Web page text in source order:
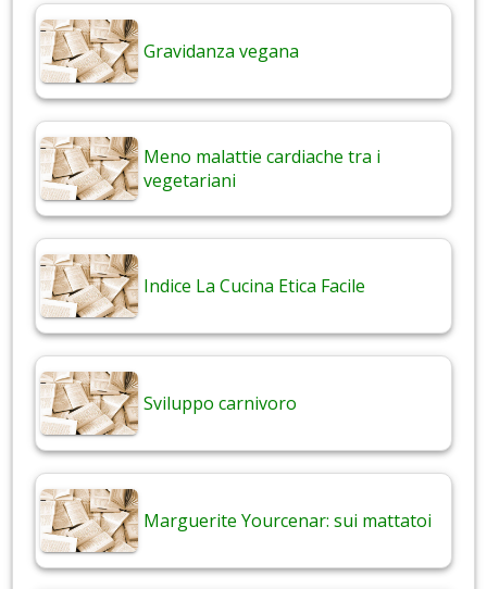
Gravidanza vegana
Meno malattie cardiache tra i
vegetariani
Indice La Cucina Etica Facile
Sviluppo carnivoro
Marguerite Yourcenar: sui mattatoi